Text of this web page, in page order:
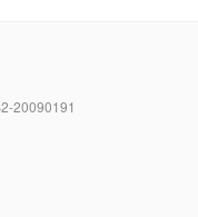
20090191